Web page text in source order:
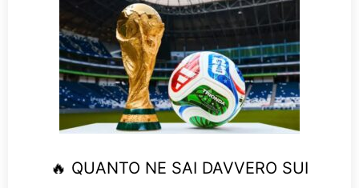
🔥 QUANTO NE SAI DAVVERO SUI